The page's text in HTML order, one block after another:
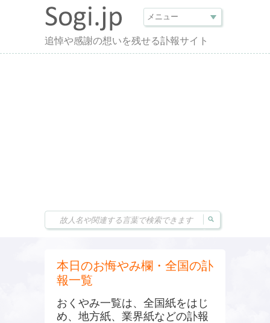
追悼や感謝の想いを残せる訃報サイト
本日のお悔やみ欄・全国の訃
報一覧
おくやみ一覧は、全国紙をはじ
め、地方紙、業界紙などの訃報